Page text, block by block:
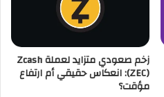
زخم صعودي متزايد لعملة Zcash
(ZEC): انعكاس حقيقي أم ارتفاع
مؤقت؟